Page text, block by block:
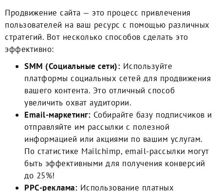
Продвижение сайта — это процесс привлечения
пользователей на ваш ресурс с помощью различных
стратегий. Вот несколько способов сделать это
эффективно:
SMM (Социальные сети): Используйте
платформы социальных сетей для продвижения
вашего контента. Это отличный способ
увеличить охват аудитории.
Email-маркетинг: Собирайте базу подписчиков и
отправляйте им рассылки с полезной
информацией или акциями по вашим услугам.
По статистике Mailchimp, email-рассылки могут
быть эффективными для получения конверсий
до 25%!
PPC-реклама: Использование платных